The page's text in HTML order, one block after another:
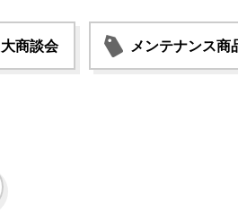
大商談会 メンテナンス商